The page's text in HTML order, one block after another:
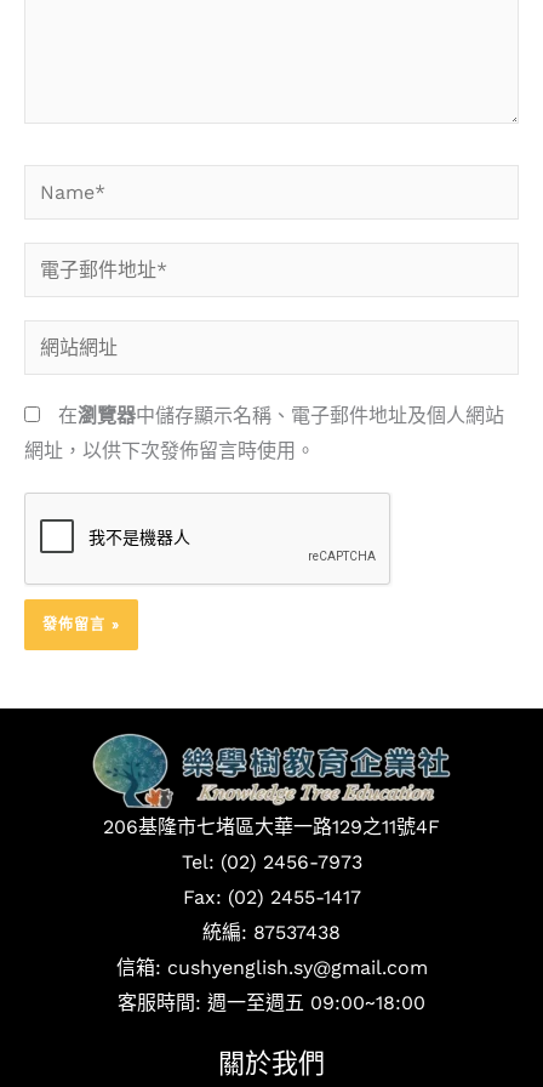
Name*
電
子
件
址
網
站
網
址
在瀏覽器中儲存顯示名稱、電子郵件地址及個人網站
網址，以供下次發佈留言時使用。
206基隆市七堵區大華一路129之11號4F
Tel: (02) 2456-7973
Fax: (02) 2455-1417
統編: 87537438
信箱: cushyenglish.sy@gmail.com
客服時間: 週一至週五 09:00~18:00
關於我們